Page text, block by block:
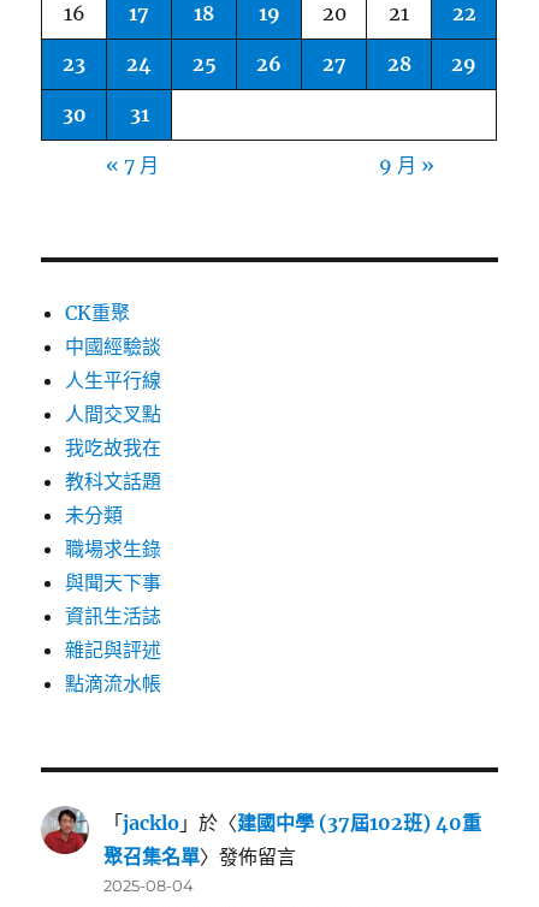
16 17 18 19 20 21 22
23 24 25 26 27 28 29
30 31
« 7 月 9 月 »
CK重聚
中國經驗談
人生平行線
人間交叉點
我吃故我在
教科文話題
未分類
職場求生錄
與聞天下事
資訊生活誌
雜記與評述
點滴流水帳
「jacklo 」於〈建國中學 (37屆102班) 40重
聚召集名單〉發佈留言
2025-08-04